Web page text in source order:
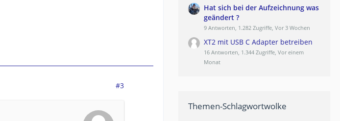
#3
Hat sich bei der Aufzeichnung was
geändert ?
9 Antworten, 1.282 Zugriffe, Vor 3 Wochen
XT2 mit USB C Adapter betreiben
16 Antworten, 1.344 Zugriffe, Vor einem
Monat
Themen-Schlagwortwolke